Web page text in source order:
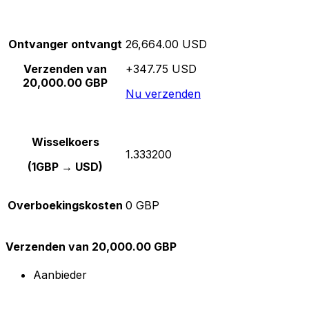
Ontvanger ontvangt
Verzenden van
20,000.00 GBP
26,664.00 USD
+347.75 USD
Nu verzenden
Wisselkoers
(1GBP → USD)
1.333200
Overboekingskosten 0 GBP
Verzenden van 20,000.00 GBP
Aanbieder